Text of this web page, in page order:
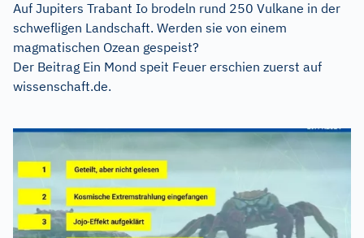
Auf Jupiters Trabant Io brodeln rund 250 Vulkane in der
schwefligen Landschaft. Werden sie von einem
magmatischen Ozean gespeist?
Der Beitrag Ein Mond speit Feuer erschien zuerst auf
wissenschaft.de.